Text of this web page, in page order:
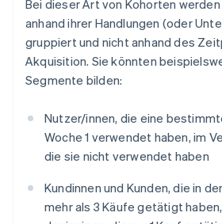
Bei dieser Art von Kohorten
anhand ihrer Handlungen (oder
gruppiert und nicht anhand des
Akquisition. Sie könnten
Segmente bilden:
Nutzer/innen, die eine
Woche 1 verwendet haben, im
die sie nicht verwendet haben
Kundinnen und Kunden, die in
mehr als 3 Käufe getätigt